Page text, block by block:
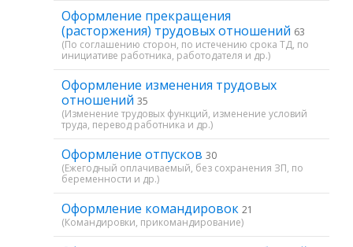
Оформление прекращения
(расторжения) трудовых отношений 63
(По соглашению сторон, по истечению срока ТД, по
инициативе работника, работодателя и др.)
Оформление изменения трудовых
отношений 35
(Изменение трудовых функций, изменение условий
труда, перевод работника и др.)
Оформление отпусков 30
(Ежегодный оплачиваемый, без сохранения ЗП, по
беременности и др.)
Оформление командировок 21
(Командировки, прикомандирование)